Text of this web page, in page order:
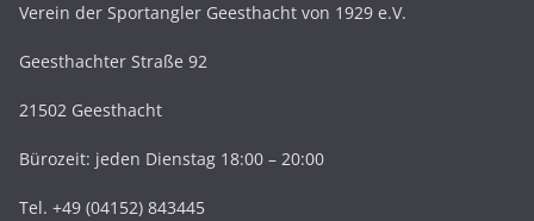
Verein der Sportangler Geesthacht von 1929 e.V.
Geesthachter Straße 92
21502 Geesthacht
Bürozeit: jeden Dienstag 18:00 – 20:00
Tel. +49 (04152) 843445